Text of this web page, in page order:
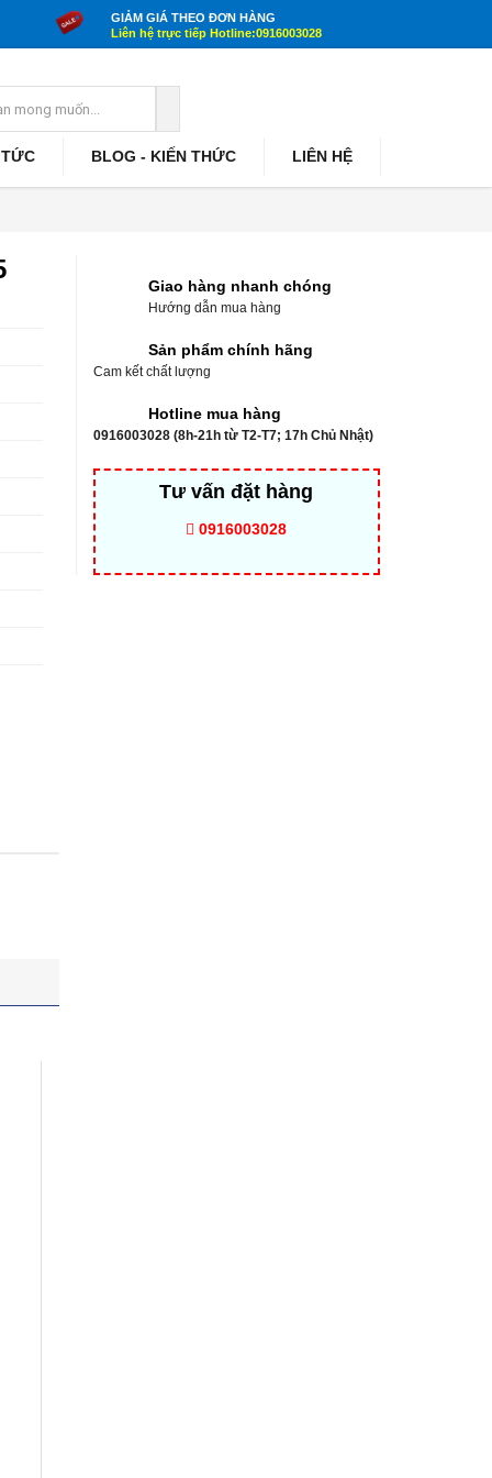
GIẢM GIÁ THEO ĐƠN HÀNG
Liên hệ trực tiếp Hotline:0916003028
BLOG - KIẾN THỨC LIÊN HỆ
Giao hàng nhanh chóng
Hướng dẫn mua hàng
Sản phẩm chính hãng
Cam kết chất lượng
Hotline mua hàng
0916003028 (8h-21h từ T2-T7; 17h Chủ Nhật)
Tư vấn đặt hàng
0916003028